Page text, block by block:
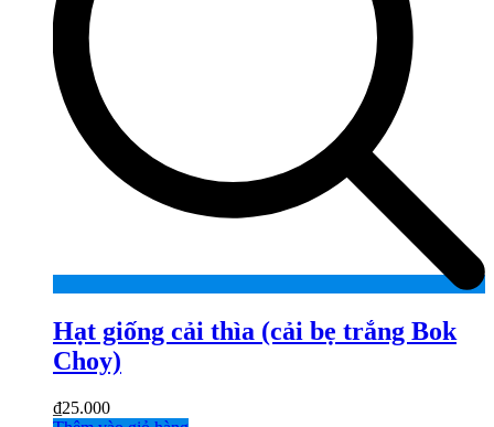
Hạt giống cải thìa (cải bẹ trắng Bok
Choy)
₫25.000